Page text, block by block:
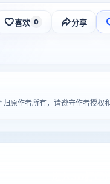
喜欢 0 分享
归原作者所有，请遵守作者授权